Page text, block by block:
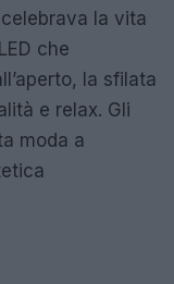
la vita
che
la sfilata
e relax. Gli
moda a